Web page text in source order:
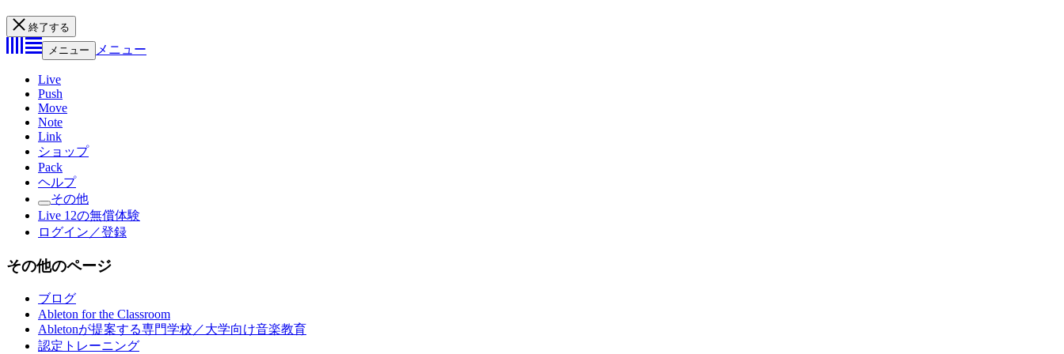
終了する
メニュー
メニュー
Live
Push
Move
Note
Link
ショップ
Pack
ヘルプ
その他
Live 12の無償体験
ログイン／登録
その他のページ
ブログ
Ableton for the Classroom
Abletonが提案する専門学校／大学向け音楽教育
認定トレーニング